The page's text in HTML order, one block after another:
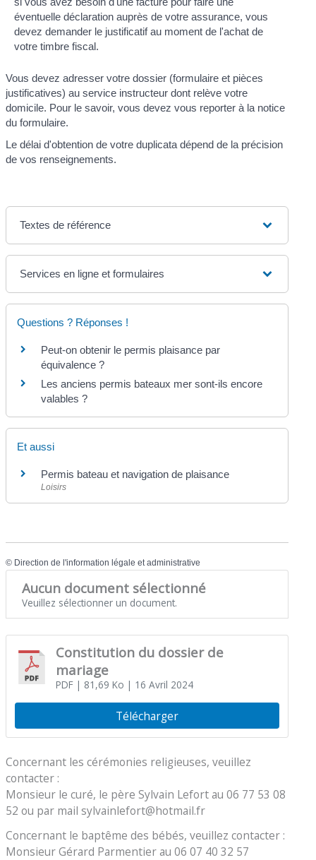
éventuelle déclaration auprès de votre assurance, vous
devez demander le justificatif au moment de l'achat de
votre timbre fiscal.
Vous devez adresser votre dossier (formulaire et pièces
justificatives) au service instructeur dont relève votre
domicile. Pour le savoir, vous devez vous reporter à la notice
du formulaire.
Le délai d'obtention de votre duplicata dépend de la précision
de vos renseignements.
Textes de référence
Services en ligne et formulaires
Questions ? Réponses !
Peut-on obtenir le permis plaisance par
équivalence ?
Les anciens permis bateaux mer sont-ils encore
valables ?
Et aussi
Permis bateau et navigation de plaisance
Loisirs
© Direction de l'information légale et administrative
Aucun document sélectionné
Veuillez sélectionner un document.
Constitution du dossier de
mariage
PDF| 81,69 Ko | 16 Avril 2024
Télécharger
Concernant les cérémonies religieuses, veuillez
contacter :
Monsieur le curé, le père Sylvain Lefort au 06 77 53 08
52 ou par mail sylvainlefort@hotmail.fr
Concernant le baptême des bébés, veuillez contacter :
Monsieur Gérard Parmentier au 06 07 40 32 57